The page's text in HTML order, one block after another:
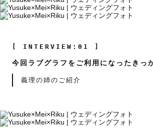
[ INTERVIEW:01 ]
今回ラブグラフをご利用になったきっ
義理の姉のご紹介